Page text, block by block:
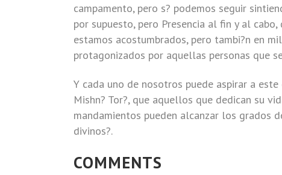
campamento, pero s? podemos seguir
por supuesto, pero Presencia al fin y al
estamos acostumbrados, pero tambi?n en
protagonizados por aquellas personas que
Y cada uno de nosotros puede aspirar a
Mishn? Tor?, que aquellos que dedican su
mandamientos pueden alcanzar los grados
divinos?.
COMMENTS